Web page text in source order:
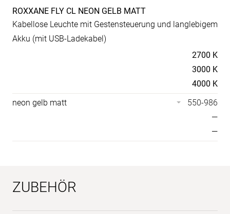
Produkt-
Spezifikationen
ROXXANE FLY CL NEON GELB MATT
Kabellose Leuchte mit Gestensteuerung und langlebigem
Akku (mit USB-Ladekabel)
2700 K
3000 K
4000 K
neon gelb matt
550-986
—
—
ZUBEHÖR